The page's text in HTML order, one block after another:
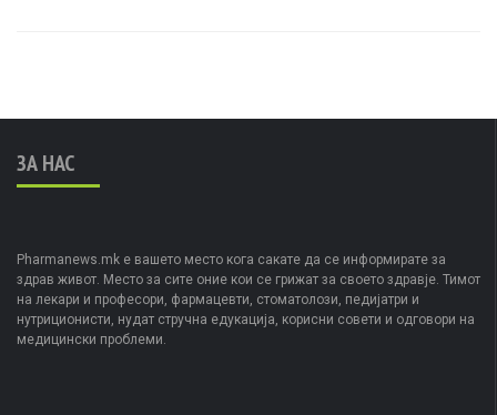
ЗА НАС
Pharmanews.mk е вашето место кога сакате да се информирате за
здрав живот. Место за сите оние кои се грижат за своето здравје. Тимот
на лекари и професори, фармацевти, стоматолози, педијатри и
нутриционисти, нудат стручна едукација, корисни совети и одговори на
медицински проблеми.